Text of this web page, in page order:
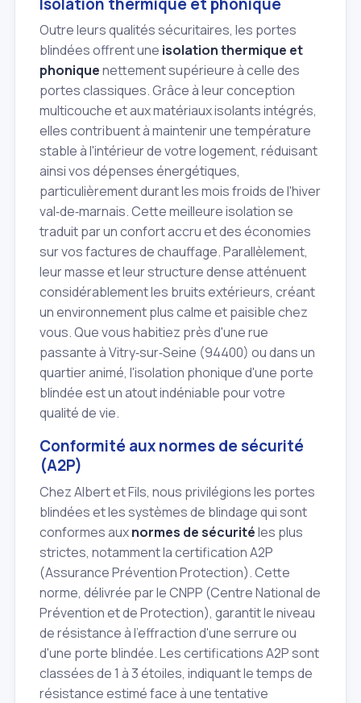
Outre leurs qualités sécuritaires, les portes
blindées offrent une isolation thermique et
phoniquenettement supérieure à celle des
portes classiques. Grâce à leur conception
multicouche et aux matériaux isolants intégrés,
elles contribuent à maintenir une température
stable à l'intérieur de votre logement, réduisant
ainsi vos dépenses énergétiques,
particulièrement durant les mois froids de l'hiver
val‑de‑marnais. Cette meilleure isolation se
traduit par un confort accru et des économies
sur vos factures de chauffage. Parallèlement,
leur masse et leur structure dense atténuent
considérablement les bruits extérieurs, créant
un environnement plus calme et paisible chez
vous. Que vous habitiez près d'une rue
passante à Vitry‑sur‑Seine (94400) ou dans un
quartier animé, l'isolation phonique d'une porte
blindée est un atout indéniable pour votre
qualité de vie.
Conformité aux normes de sécurité
(A2P)
Chez Albert et Fils, nous privilégions les portes
blindées et les systèmes de blindage qui sont
conformes auxnormes de sécuritéles plus
strictes, notamment la certification A2P
(Assurance Prévention Protection). Cette
norme, délivrée par le CNPP (Centre National de
Prévention et de Protection), garantit le niveau
de résistance à l'effraction d'une serrure ou
d'une porte blindée. Les certifications A2P sont
classées de 1 à 3 étoiles, indiquant le temps de
résistance estimé face à une tentative